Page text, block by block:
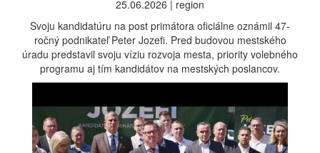
25.06.2026 | region
Svoju kandidatúru na post primátora oficiálne oznámil 47-
ročný podnikateľ Peter Jozefi. Pred budovou mestského
úradu predstavil svoju víziu rozvoja mesta, priority volebného
programu aj tím kandidátov na mestských poslancov.